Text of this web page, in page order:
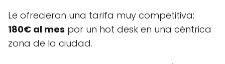
Le ofrecieron una tarifa muy competitiva:
180€ al mes por un hot desk en una céntrica
zona de la ciudad.